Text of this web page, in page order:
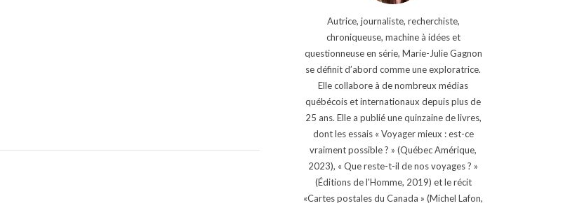
Autrice, journaliste, recherchiste,
chroniqueuse, machine à idées et
questionneuse en série, Marie-Julie Gagnon
se définit d’abord comme une exploratrice.
Elle collabore à de nombreux médias
québécois et internationaux depuis plus de
25 ans. Elle a publié une quinzaine de livres,
dont les essais « Voyager mieux : est-ce
vraiment possible ? » (Québec Amérique,
2023), « Que reste-t-il de nos voyages ? »
(Éditions de l'Homme, 2019) et le récit
«Cartes postales du Canada » (Michel Lafon,